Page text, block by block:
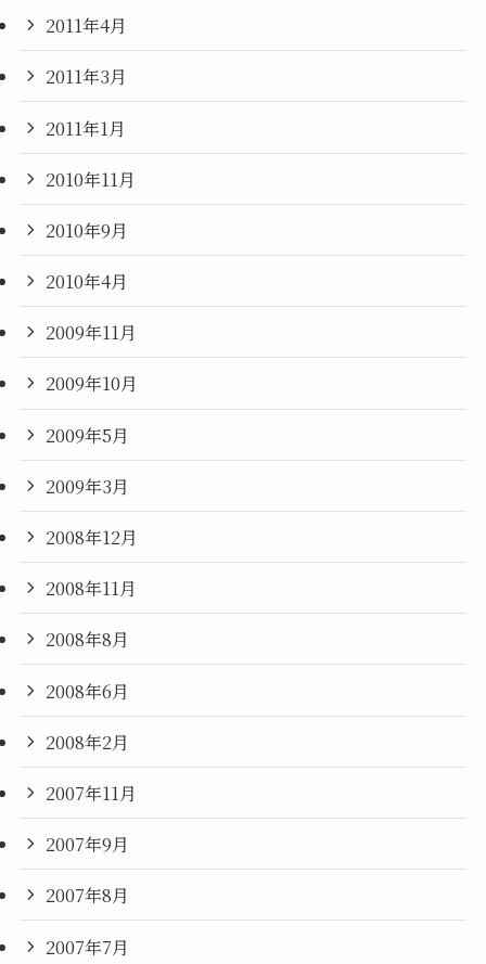
2011年4月
2011年3月
2011年1月
2010年11月
2010年9月
2010年4月
2009年11月
2009年10月
2009年5月
2009年3月
2008年12月
2008年11月
2008年8月
2008年6月
2008年2月
2007年11月
2007年9月
2007年8月
2007年7月